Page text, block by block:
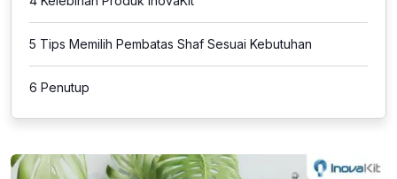
5 Tips Memilih Pembatas Shaf Sesuai Kebutuhan
6 Penutup